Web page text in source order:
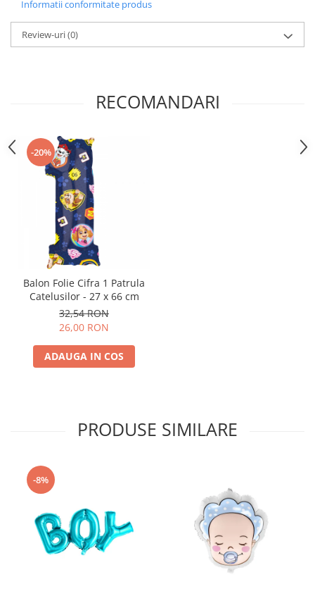
Anul Nou
Gender Reveal
Petrecere 1 An
Petrecerea Burlacitelor
Petreceri Aniversare
Valentine's Day
Informatii conformitate produs
Review-uri(0)
RECOMANDARI
-20%
Balon Folie Cifra 1 Patrula
Catelusilor - 27 x 66 cm
32,54 RON
26,00 RON
ADAUGA IN COS
PRODUSE SIMILARE
-8%